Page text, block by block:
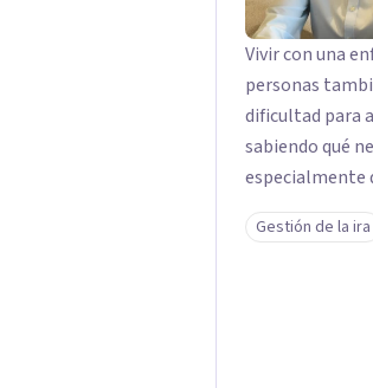
Vivir con una
personas
dificultad para
sabiendo qué
especialmente
Gestión de la ira